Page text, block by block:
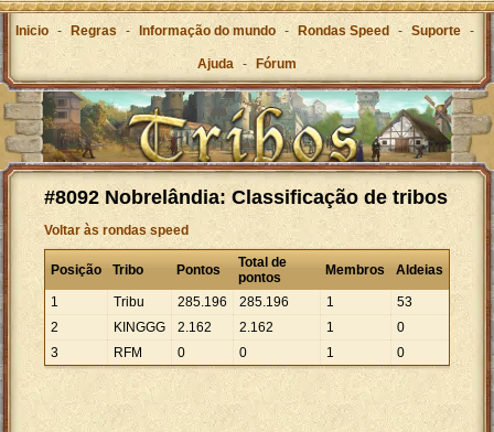
Inicio - Regras - Informação do mundo - Rondas Speed - Suporte -
Ajuda - Fórum
#8092 Nobrelândia: Classificação de tribos
Voltar às rondas speed
Posição Tribo Pontos
Total de
pontos
Membros Aldeias
1 Tribu 285.196 285.196 1
53
2
KINGGG 2.162 2.162 1
0
3
RFM 0 0 1 0